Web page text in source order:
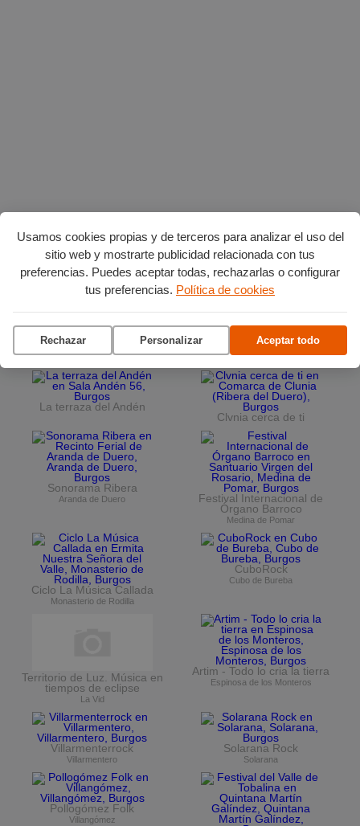
Usamos cookies propias y de terceros para analizar el uso del
sitio web y mostrarte publicidad relacionada con tus
preferencias. Puedes aceptar todas, rechazarlas o configurar
tus preferencias. Política de cookies
Rechazar Personalizar Aceptar todo
Planes en agostopor Burgos
Vuelta Ciclista a Burgos
Ciclo de conciertos en el
Museo del Retablo
La terraza del Andén
Clvnia cerca de ti
Sonorama Ribera
Aranda de Duero
Festival Internacional de
Órgano Barroco
Medina de Pomar
Ciclo La Música Callada
Monasterio de Rodilla
CuboRock
Cubo de Bureba
Territorio de Luz. Música en
tiempos de eclipse
La Vid
Artim - Todo lo cria la tierra
Espinosa de los Monteros
Villarmenterrock
Villarmentero
Solarana Rock
Solarana
Pollogómez Folk
Villangómez